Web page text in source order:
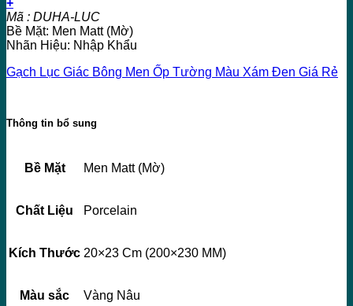
Mã : DUHA-LUC
Bề Mặt: Men Matt (Mờ)
Nhãn Hiệu: Nhập Khẩu
Gạch Lục Giác Bông Men Ốp Tường Màu Xám Đen Giá Rẻ
Thông tin bổ sung
Bề Mặt Men Matt (Mờ)
Chất Liệu Porcelain
Kích Thước 20×23 Cm (200×230 MM)
Màu sắc Vàng Nâu